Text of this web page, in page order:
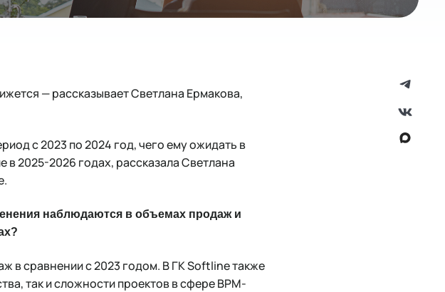
— рассказывает Светлана Ермакова,
с 2023 по 2024 год, чего ему ожидать в
в 2025-2026 годах, рассказала Светлана
наблюдаются в объемах продаж и
в сравнении с 2023 годом. В ГК Softline также
так и сложности проектов в сфере BPM-